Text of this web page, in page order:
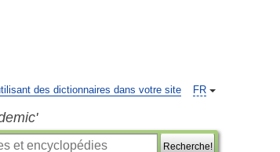
FR
des dictionnaires dans votre site
Recherche!